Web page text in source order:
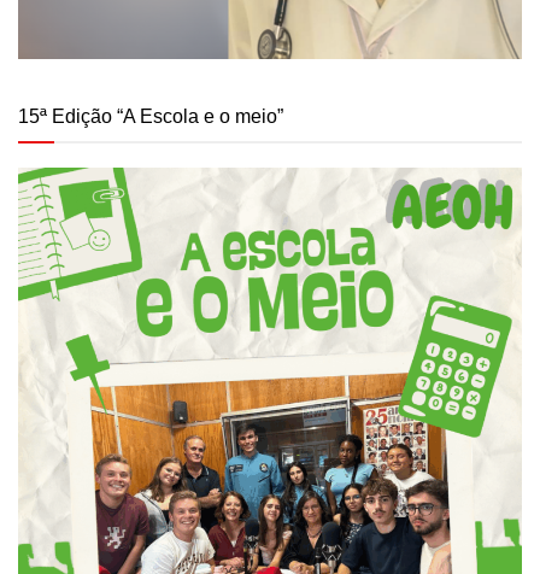
15ª Edição “A Escola e o meio”